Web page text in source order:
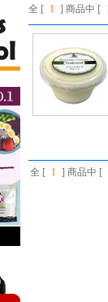
全 [ 1 ] 商品中 [
全 [ 1 ] 商品中 [